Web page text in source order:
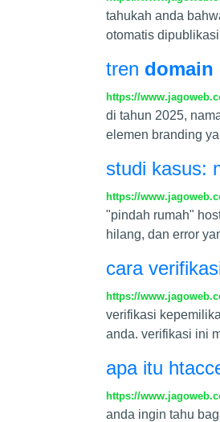
tahukah anda
otomatis
tren domain
https://
di tahun 2025,
elemen branding
studi kasus:
https://
"pindah rumah"
hilang, dan error
cara
https://
verifikasi
anda. verifikasi ini
apa itu
https://
anda ingin tahu